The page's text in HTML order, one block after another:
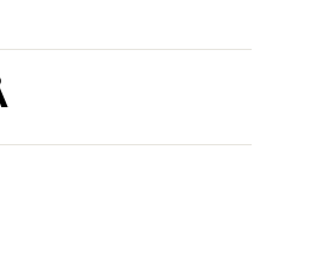
for god lyd – enten det